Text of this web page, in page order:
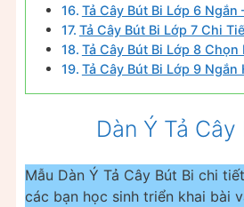
Tả Cây Bút Bi Lớp 6 Ngắn
Tả Cây Bút Bi Lớp 7 Chi
Tả Cây Bút Bi Lớp 8 Chọn
Tả Cây Bút Bi Lớp 9 Ngắn
Dàn Ý Tả Cây
Mẫu Dàn Ý Tả Cây Bút Bi chi
các bạn học sinh triển khai bài